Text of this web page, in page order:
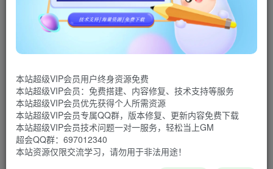
GIF的优势是小、轻、快，适合时间短、画面小、需要
嵌入其他页面，打开就自动循环播放的动画。Gif123可录制
合成鼠标轨迹,可调整鼠标指针大小,可在设置中打开鼠标指针
件极其简单，总共只有三个按钮「录制」「预览」和「复
制」。
软件截图
本站超级VIP会员用户终身资源免费
本站超级VIP会员：免费搭建、内容修复、技术支持等服务
本站超级VIP会员优先获得个人所需资源
本站超级VIP会员专属QQ群，版本修复、更新内容免费下载
本站超级VIP会员技术问题一对一服务，轻松当上GM
超会QQ群：697012340
本站资源仅限交流学习，请勿用于非法用途！